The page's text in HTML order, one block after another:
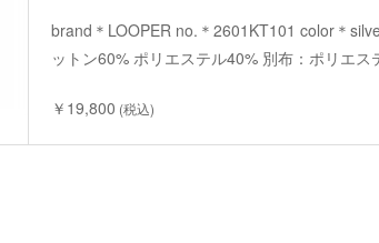
brand＊LOOPER no.＊2601KT101 color＊
ットン60% ポリエステル40% 別布：ポリエ
￥19,800 (税込)